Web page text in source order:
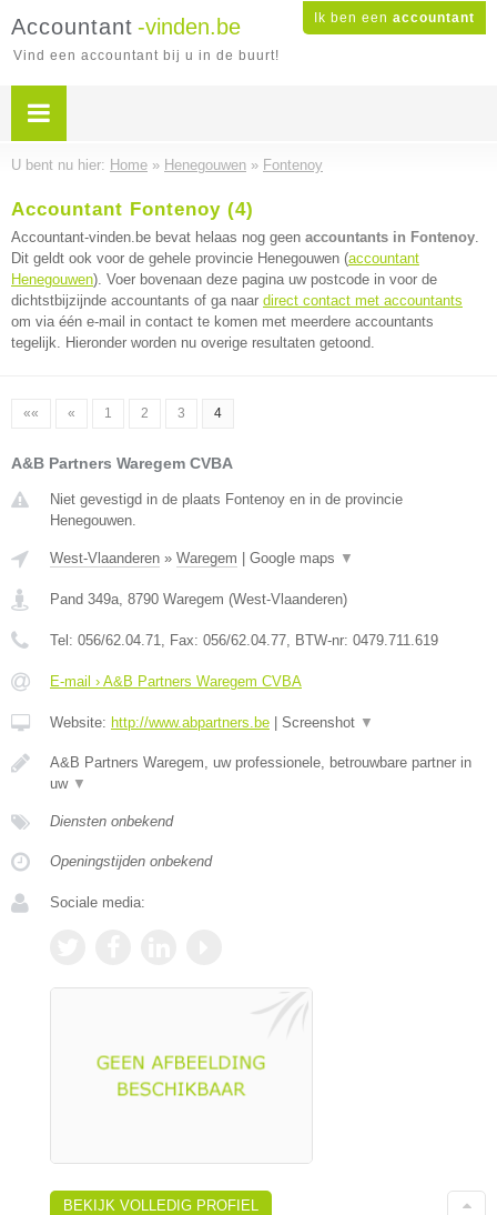
Ik ben een accountant
Accountant -vinden.be
Vind een accountant bij u in de buurt!
U bent nu hier: Home » Henegouwen » Fontenoy
Accountant Fontenoy (4)
Accountant-vinden.be bevat helaas nog geen accountants in Fontenoy.
Dit geldt ook voor de gehele provincie Henegouwen (accountant
Henegouwen). Voer bovenaan deze pagina uw postcode in voor de
dichtstbijzijnde accountants of ga naar direct contact met accountants
om via één e-mail in contact te komen met meerdere accountants
tegelijk. Hieronder worden nu overige resultaten getoond.
«« « 1 2 3 4
A&B Partners Waregem CVBA
Niet gevestigd in de plaats Fontenoy en in de provincie
Henegouwen.
West-Vlaanderen » Waregem Google maps ▼
Pand 349a, 8790 Waregem (West-Vlaanderen)
Tel: 056/62.04.71, Fax: 056/62.04.77, BTW-nr: 0479.711.619
E-mail › A&B Partners Waregem CVBA
Website: http://www.abpartners.be Screenshot ▼
A&B Partners Waregem, uw professionele, betrouwbare partner in
uw ▼
Diensten onbekend
Openingstijden onbekend
Sociale media:
BEKIJK VOLLEDIG PROFIEL